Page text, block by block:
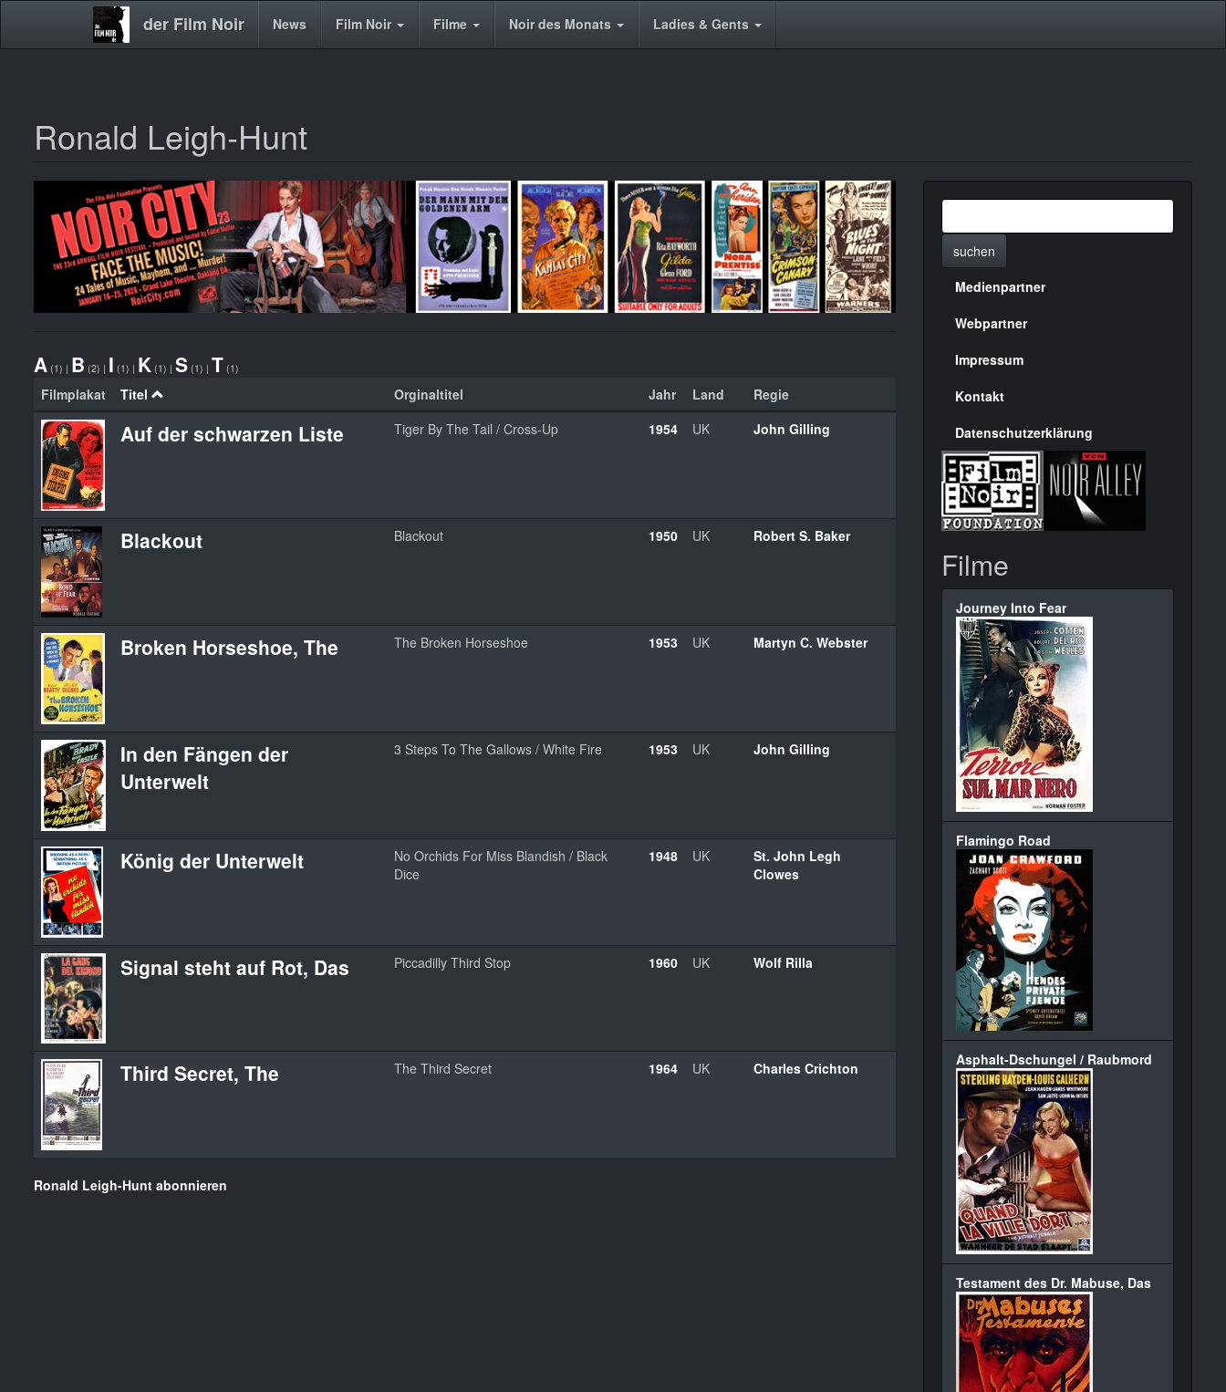
der Film Noir
Main News Film Noir Filme Noir des Monats Ladies & Gents
Ronald Leigh-Hunt
A (1) | B (2) | I (1) | K (1) | S (1) | T (1)
Filmplakat Titel Orginaltitel Jahr Land Regie
Auf der schwarzen Liste Tiger By The Tail / Cross-Up 1954 UK John Gilling
Blackout Blackout 1950 UK Robert S. Baker
Broken Horseshoe, The The Broken Horseshoe 1953 UK Martyn C. Webster
In den Fängen der
Unterwelt
3 Steps To The Gallows / White Fire 1953 UK John Gilling
König der Unterwelt
No Orchids For Miss Blandish / Black
Dice
1948 UK
St. John Legh
Clowes
Signal steht auf Rot, Das Piccadilly Third Stop 1960 UK Wolf Rilla
Third Secret, The The Third Secret 1964 UK Charles Crichton
Ronald Leigh-Hunt abonnieren
suchen
Menülinks
rechte
Seite
Medienpartner
Webpartner
Impressum
Kontakt
Datenschutzerklärung
Filme
Journey Into Fear
Flamingo Road
Asphalt-Dschungel / Raubmord
Testament des Dr. Mabuse, Das